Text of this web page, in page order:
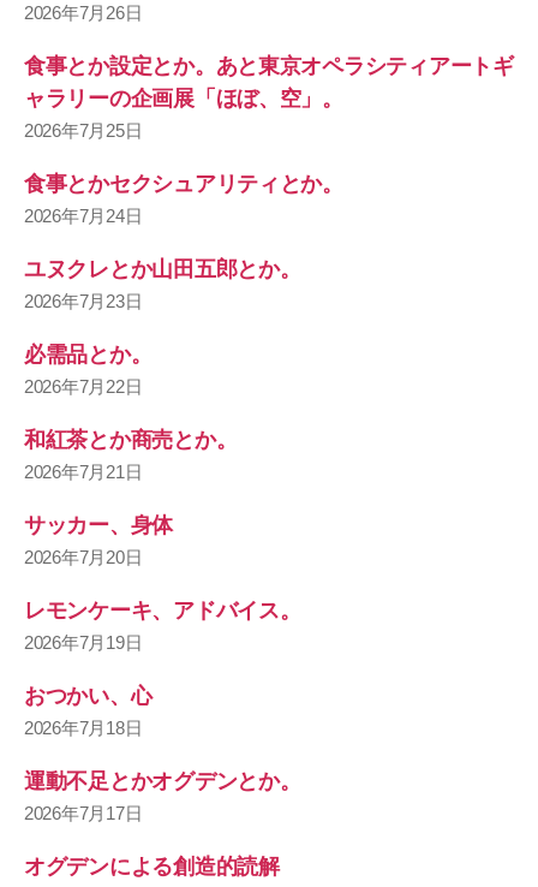
2026年7月26日
食事とか設定とか。あと東京オペラシティアートギ
ャラリーの企画展「ほぼ、空」。
2026年7月25日
食事とかセクシュアリティとか。
2026年7月24日
ユヌクレとか山田五郎とか。
2026年7月23日
必需品とか。
2026年7月22日
和紅茶とか商売とか。
2026年7月21日
サッカー、身体
2026年7月20日
レモンケーキ、アドバイス。
2026年7月19日
おつかい、心
2026年7月18日
運動不足とかオグデンとか。
2026年7月17日
オグデンによる創造的読解